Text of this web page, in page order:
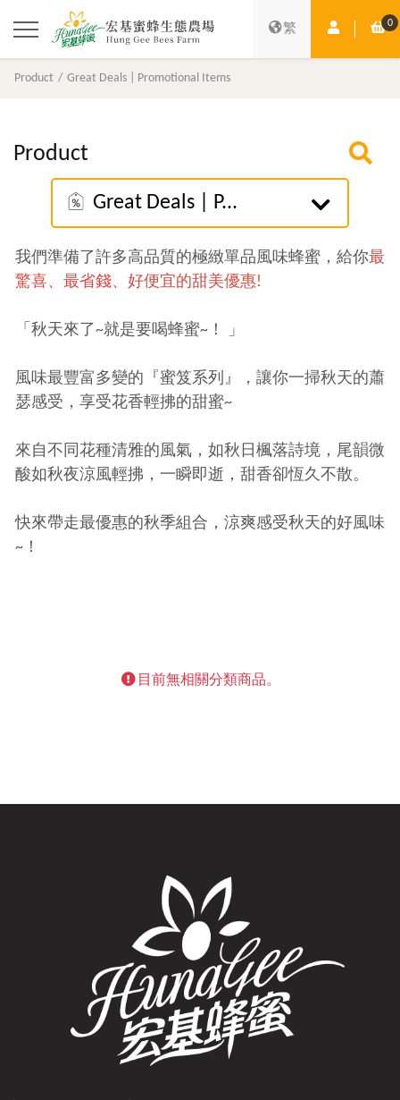
繁 Member 0
Product Great Deals | Promotional Items
Product
Great Deals | P...
我們準備了許多高品質的極緻單品風味蜂蜜，給你最
驚喜、最省錢、好便宜的甜美優惠!
「秋天來了~就是要喝蜂蜜~！ 」
風味最豐富多變的『蜜笈系列』，讓你一掃秋天的蕭
瑟感受，享受花香輕拂的甜蜜~
來自不同花種清雅的風氣，如秋日楓落詩境，尾韻微
酸如秋夜涼風輕拂，一瞬即逝，甜香卻恆久不散。
快來帶走最優惠的秋季組合，涼爽感受秋天的好風味
~！
目前無相關分類商品。